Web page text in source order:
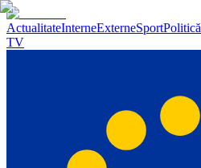
ActualitateInterneExterneSportPolitică
TV